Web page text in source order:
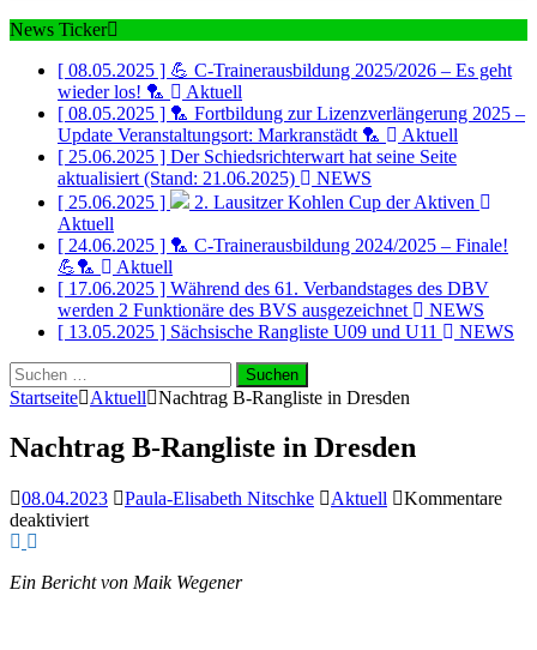
News Ticker
[ 08.05.2025 ] 💪 C-Trainerausbildung 2025/2026 – Es geht
wieder los! 🏸
Aktuell
[ 08.05.2025 ] 🏸 Fortbildung zur Lizenzverlängerung 2025 –
Update Veranstaltungsort: Markranstädt 🏸
Aktuell
[ 25.06.2025 ] Der Schiedsrichterwart hat seine Seite
aktualisiert (Stand: 21.06.2025)
NEWS
[ 25.06.2025 ]
2. Lausitzer Kohlen Cup der Aktiven
Aktuell
[ 24.06.2025 ] 🏸 C-Trainerausbildung 2024/2025 – Finale!
💪🏸
Aktuell
[ 17.06.2025 ] Während des 61. Verbandstages des DBV
werden 2 Funktionäre des BVS ausgezeichnet
NEWS
[ 13.05.2025 ] Sächsische Rangliste U09 und U11
NEWS
Suchen
nach:
Startseite Aktuell Nachtrag B-Rangliste in Dresden
Nachtrag B-Rangliste in Dresden
08.04.2023 Paula-Elisabeth Nitschke Aktuell
Kommentare
deaktiviertfür
Rangliste
Ein Bericht von Maik Wegener